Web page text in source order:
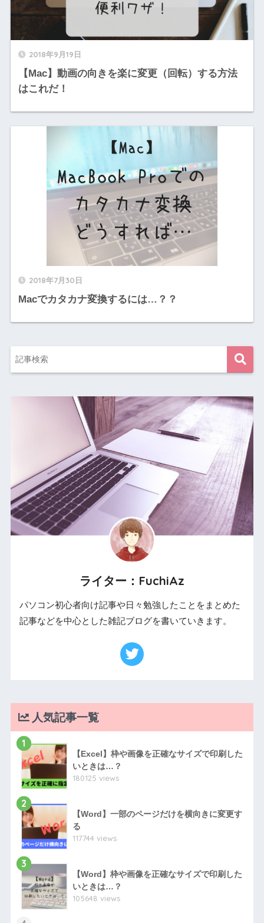
2018年9月19日
【Mac】動画の向きを楽に変更（回転）する方法
はこれだ！
2018年7月30日
Macでカタカナ変換するには…？？
ライター：FuchiAz
パソコン初心者向け記事や日々勉強したことをまとめた
記事などを中心とした雑記ブログを書いていきます。
人気記事一覧
1
【Excel】枠や画像を正確なサイズで印刷した
いときは…？
180125 views
2
【Word】一部のページだけを横向きに変更す
る
117744 views
3
【Word】枠や画像を正確なサイズで印刷した
いときは…？
105648 views